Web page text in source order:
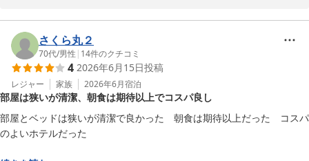
龍谷大学へのアクセスの良さにご満足いただけたとのこと、大変嬉
しく存じます。快適にご滞在いただけたようで何よりでございま
す。
また、スリッパにつきまして貴重なご意見をお寄せいただき、あり
がとうございます。いただいたご意見は今後のサービス向上の参考
とさせていただきます。
さくら丸２
70代/男性 | 14件のクチコミ
4 2026年6月15日投稿
レジャー 家族 2026年6月宿泊
部屋は狭いが清潔、朝食は期待以上でコスパ良し
部屋とベッドは狭いが清潔で良かった　朝食は期待以上だった　コスパ
のよいホテルだった